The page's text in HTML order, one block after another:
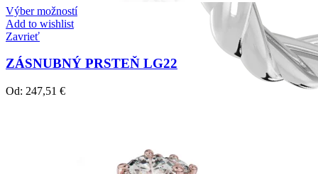
Výber možností
Add to wishlist
Zavrieť
ZÁSNUBNÝ PRSTEŇ LG22
Od: 247,51 €